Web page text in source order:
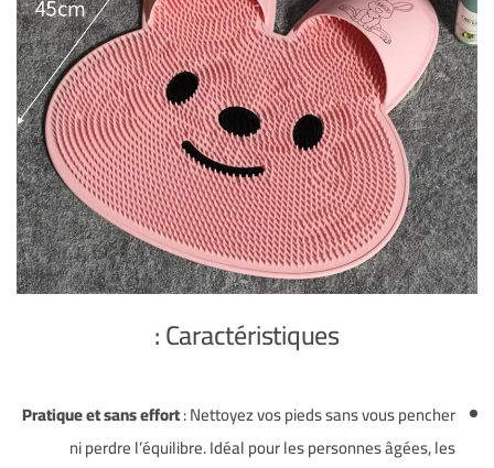
Caractéristiques :
Pratique et sans effort: Nettoyez vos pieds sans vous pencher
ni perdre l’équilibre. Idéal pour les personnes âgées, les